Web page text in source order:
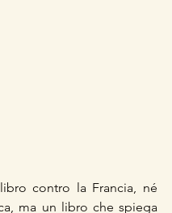
contro la Francia, né
ma un libro che spiega